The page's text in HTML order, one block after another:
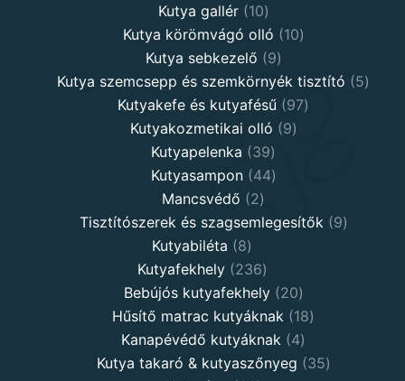
Kutya gallér 1010
products
Kutya körömvágó olló 1010
Kutya sebkezelő 99
products
Kutya szemcsepp és szemkörnyék tisztító 55
Kutyakefe és kutyafésű 9797
Kutyakozmetikai olló 99
Kutyapelenka 3939
products
Kutyasampon 4444
Mancsvédő 22
products
Tisztítószerek és szagsemlegesítők 99
Kutyabiléta 88
products
Kutyafekhely 236236
products
Bebújós kutyafekhely 2020
products
Hűsítő matrac kutyáknak 1818
Kanapévédő kutyáknak 44
products
Kutya takaró & kutyaszőnyeg 3535